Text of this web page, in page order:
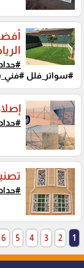
#سواتر_فلل
1
2
3
4
5
6